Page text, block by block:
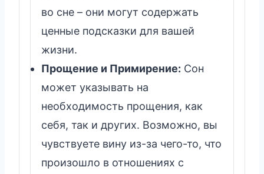
во сне – они могут содержать
ценные подсказки для вашей
жизни.
Прощение и Примирение: Сон
может указывать на
необходимость прощения, как
себя, так и других. Возможно, вы
чувствуете вину из-за чего-то, что
произошло в отношениях с